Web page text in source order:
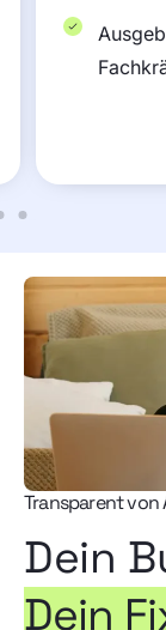
Transparent von
Dein
Dein